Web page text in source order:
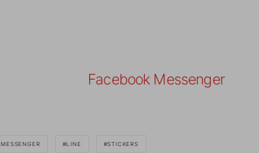
Facebook Messenger
LINE STICKERS